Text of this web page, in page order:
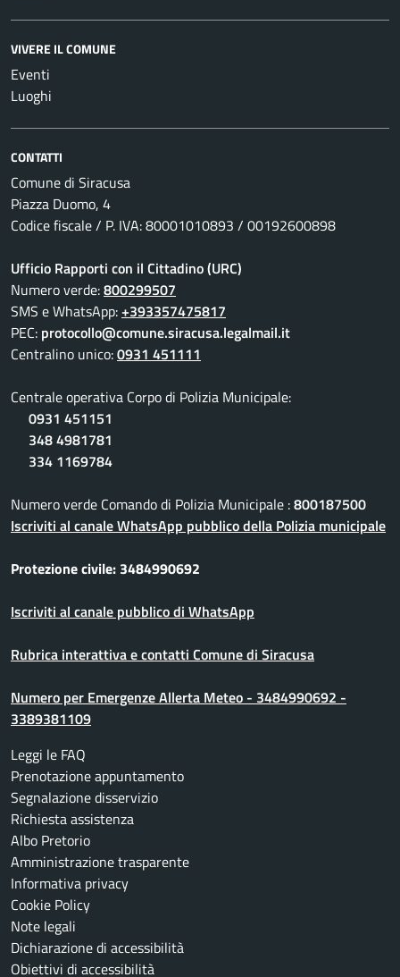
VIVERE IL COMUNE
Eventi
Luoghi
CONTATTI
Comune di Siracusa
Piazza Duomo, 4
Codice fiscale / P. IVA: 80001010893 / 00192600898
Ufficio Rapporti con il Cittadino (URC)
Numero verde:800299507
SMS e WhatsApp:+393357475817
PEC: protocollo@comune.siracusa.legalmail.it
Centralino unico:0931 451111
Centrale operativa Corpo di Polizia Municipale:
0931 451151
348 4981781
334 1169784
Numero verde Comando di Polizia Municipale :800187500
Iscriviti al canale WhatsApp pubblico della Polizia municipale
Protezione civile: 3484990692
Iscriviti al canale pubblico di WhatsApp
Rubrica interattiva e contatti Comune di Siracusa
Numero per Emergenze Allerta Meteo - 3484990692 -
3389381109
Leggi le FAQ
Prenotazione appuntamento
Segnalazione disservizio
Richiesta assistenza
Albo Pretorio
Amministrazione trasparente
Informativa privacy
Cookie Policy
Note legali
Dichiarazione di accessibilità
Obiettivi di accessibilità